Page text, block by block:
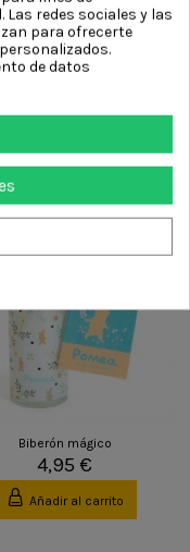
Fuera de Stock
Biberón mágico
4,95 €
Añadir al carrito
redes sociales y las
para ofrecerte
de datos